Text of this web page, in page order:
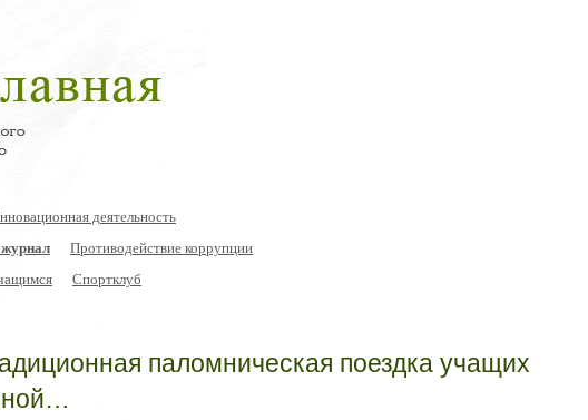
деятельность
Противодействие коррупции
Спортклуб
паломническая поездка учащих